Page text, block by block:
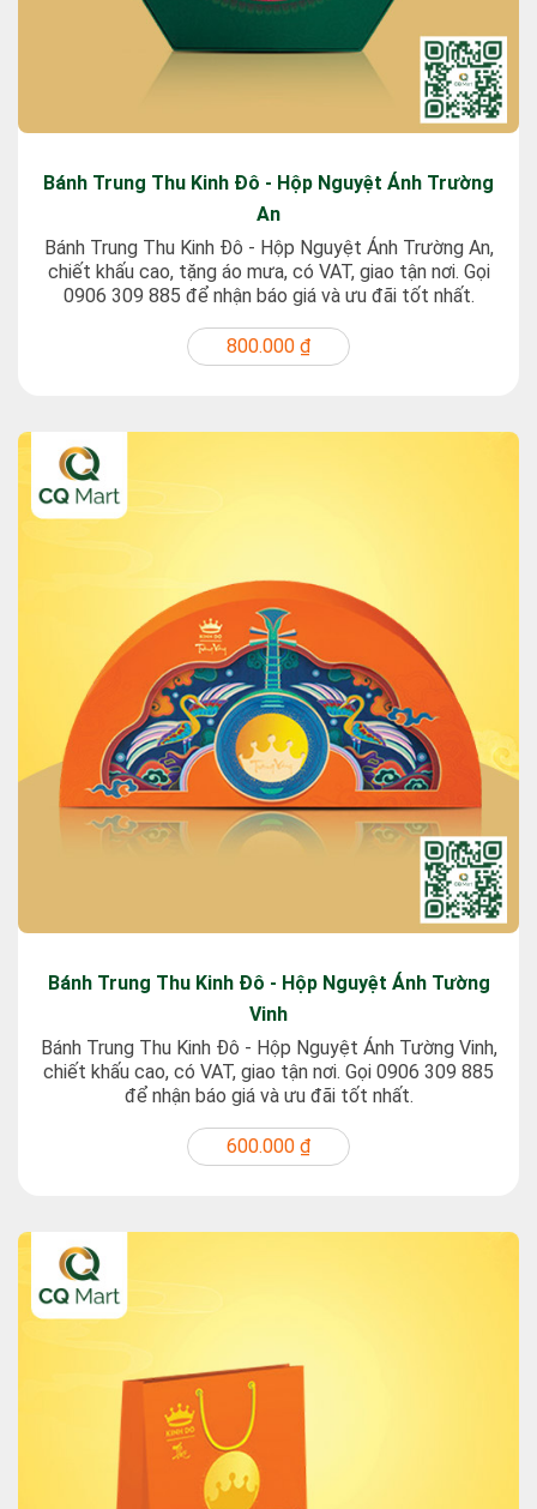
Bánh Trung Thu Kinh Đô - Hộp Nguyệt Ánh Trường
An
Bánh Trung Thu Kinh Đô - Hộp Nguyệt Ánh Trường An,
chiết khấu cao, tặng áo mưa, có VAT, giao tận nơi. Gọi
0906 309 885 để nhận báo giá và ưu đãi tốt nhất.
800.000 ₫
Bánh Trung Thu Kinh Đô - Hộp Nguyệt Ánh Tường
Vinh
Bánh Trung Thu Kinh Đô - Hộp Nguyệt Ánh Tường Vinh,
chiết khấu cao, có VAT, giao tận nơi. Gọi 0906 309 885
để nhận báo giá và ưu đãi tốt nhất.
600.000 ₫